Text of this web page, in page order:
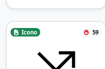
Icono 59